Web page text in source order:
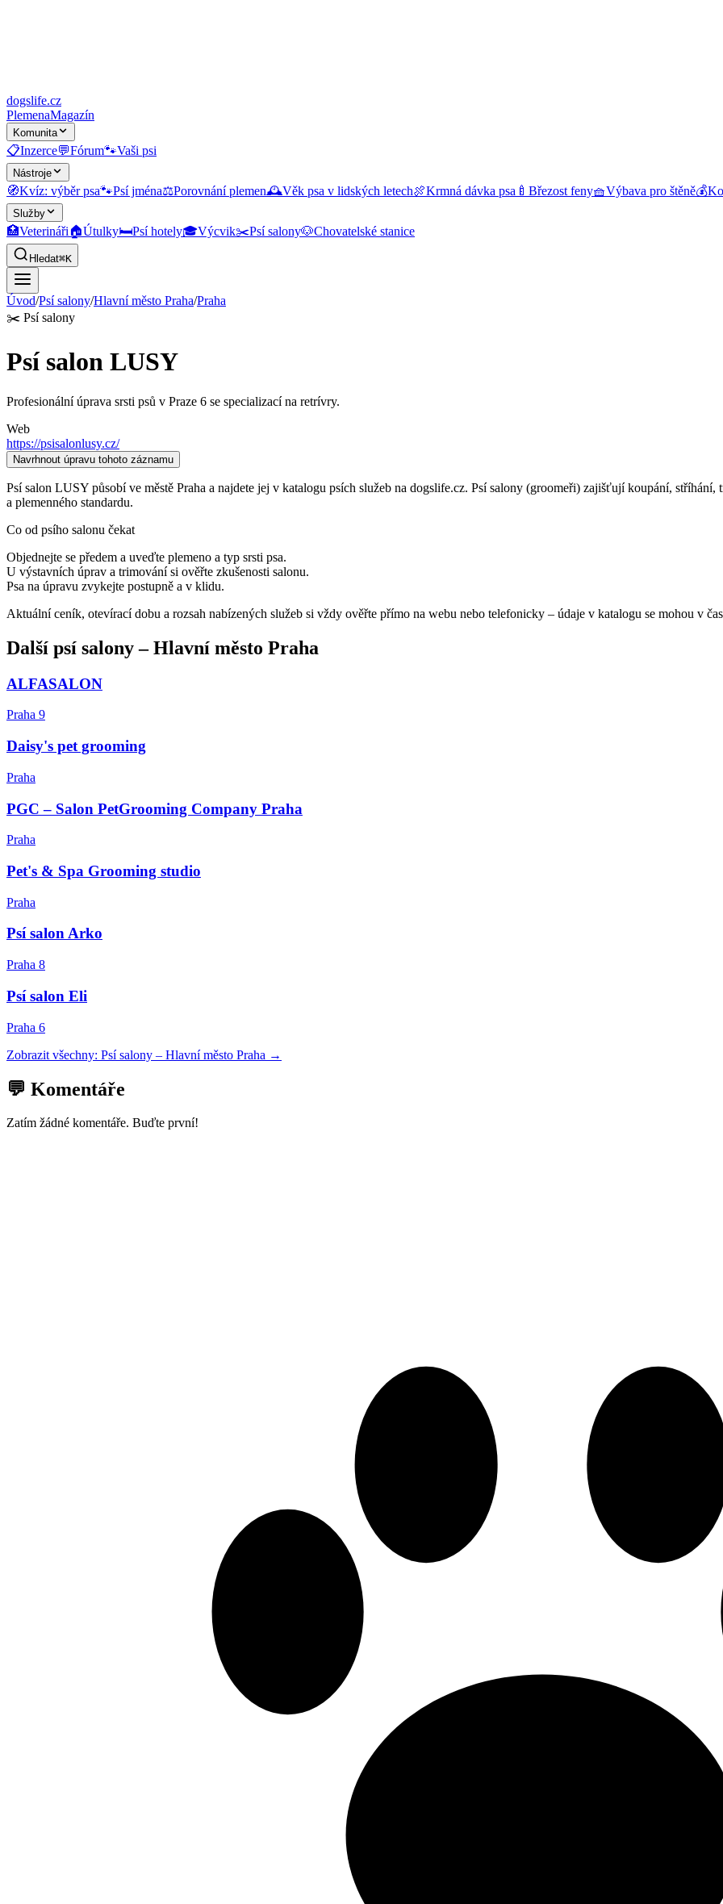
dogslife.cz
PlemenaMagazín
Komunita
📋Inzerce💬Fórum🐾Vaši psi
Nástroje
🧭Kvíz: výběr psa🐾Psí jména⚖️Porovnání plemen🕰️Věk psa v lidských letech🍖Krmná dávka psa 🍼 Březost feny🧺Výbava pro štěně💰
Služby
🏥Veterináři🏠Útulky🛏️Psí hotely🎓Výcvik✂️Psí salony🐶Chovatelské stanice
Hledat⌘K
Úvod/Psí salony/Hlavní město Praha/Praha
✂️ Psí salony
Psí salon LUSY
Profesionální úprava srsti psů v Praze 6 se specializací na retrívry.
Web
https://psisalonlusy.cz/
Navrhnout úpravu tohoto záznamu
Psí salon LUSY působí ve městě Praha a najdete jej v katalogu psích služeb na dogslife.cz. Psí salony (groomeři) zajišťují koupání,
a plemenného standardu.
Co od psího salonu čekat
Objednejte se předem a uveďte plemeno a typ srsti psa.
U výstavních úprav a trimování si ověřte zkušenosti salonu.
Psa na úpravu zvykejte postupně a v klidu.
Aktuální ceník, otevírací dobu a rozsah nabízených služeb si vždy ověřte přímo na webu nebo telefonicky – údaje v katalogu se mohou v
Další psí salony–Hlavní město Praha
ALFASALON
Praha 9
Daisy's pet grooming
Praha
PGC – Salon PetGrooming Company Praha
Praha
Pet's & Spa Grooming studio
Praha
Psí salon Arko
Praha 8
Psí salon Eli
Praha 6
Zobrazit všechny: Psí salony – Hlavní město Praha →
💬 Komentáře
Zatím žádné komentáře. Buďte první!